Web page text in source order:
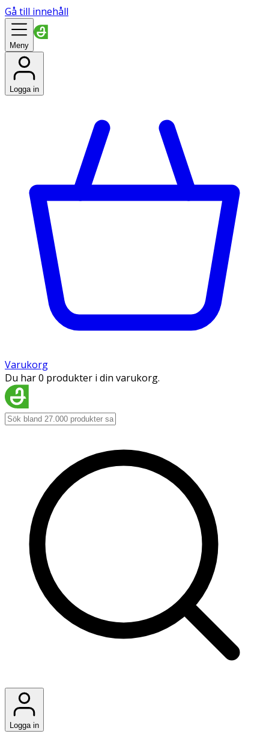
Gå till innehåll
Meny
Logga in
Varukorg
Du har 0 produkter i din varukorg.
Logga in